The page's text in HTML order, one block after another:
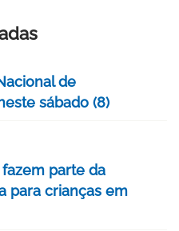
de
sábado (8)
parte da
para crianças em